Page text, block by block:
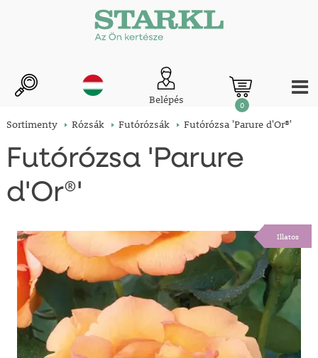
Belépés 0
Sortimenty Rózsák Futórózsák Futórózsa 'Parure d'Or®'
Futórózsa 'Parure
d'Or®'
Illatos